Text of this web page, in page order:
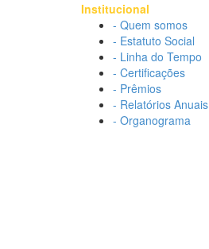
Institucional
- Quem somos
- Estatuto Social
- Linha do Tempo
- Certificações
- Prêmios
- Relatórios Anuais
- Organograma